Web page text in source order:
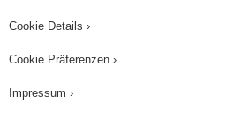
Cookie Details ›
Cookie Präferenzen ›
Impressum ›